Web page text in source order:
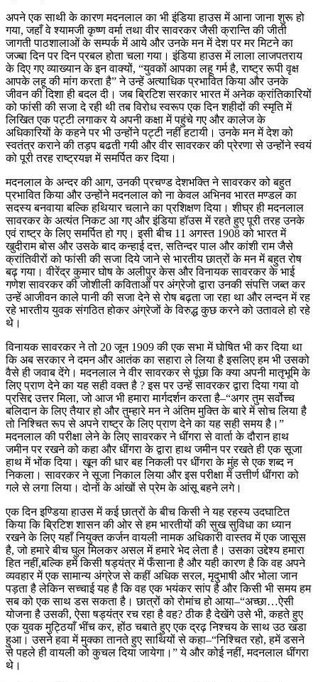
अपने एक साथी के कारण मदनलाल का भी इंडिया हाउस में आना जाना शुरू हो
गया, जहाँ वे श्यामजी कृष्ण वर्मा तथा वीर सावरकर जैसी क्रान्ति की जीती
जागती पाठशालाओं के सम्पर्क में आये और उनके मन में देश पर मर मिटने का
जज्बा दिन पर दिन प्रबल होता चला गया। इंडिया हाउस में लाला लाजपतराय
के दिए गए व्याख्यान के इन वाक्यों, “युवकों आपका लहू गर्म है, राष्ट्र रूपी वृक्ष
आपके लहू की मांग करता है” ने उन्हें अत्याधिक प्रभावित किया और उनके
जीवन की दिशा ही बदल दी। जब ब्रिटिश सरकार भारत में अनेक क्रांतिकारियों
को फांसी की सजा दे रही थी तब विरोध स्वरूप एक दिन शहीदों की स्मृति में
लिखित एक पट्टी लगाकर ये अपनी कक्षा में पहुंचे गए और कालेज के
अधिकारियों के कहने पर भी उन्होंने पट्टी नहीं हटायी। उनके मन में देश को
स्वतंत्र कराने की तड़प बढती गयी और वीर सावरकर की प्रेरणा से उन्होंने स्वयं
को पूरी तरह राष्ट्रयज्ञ में समर्पित कर दिया।
मदनलाल के अन्दर की आग, उनकी प्रचण्ड देशभक्ति ने सावरकर को बहुत
प्रभावित किया और उन्होंने मदनलाल को ना केवल अभिनव भारत मण्डल का
सदस्य बनवाया बल्कि हथियार चलाने का प्रशिक्षण दिया। शीघ्र ही मदनलाल
सावरकर के अत्यंत निकट आ गए और इंडिया हॉउस में रहते हुए पूरी तरह उनके
एवं राष्ट्र के लिए समर्पित हो गए। इसी बीच 11 अगस्त 1908 को भारत में
खुदीराम बोस और उसके बाद कन्हाई दत्त, सतिन्दर पाल और कांशी राम जैसे
क्रांतिवीरों को फांसी की सजा दिये जाने से भारतीय छात्रों के मन में बहुत रोष
बढ़ गया। वीरेंद्र कुमार घोष के अलीपुर केस और विनायक सावरकर के भाई
गणेश सावरकर की जोशीली कविताओं पर अंग्रेजो द्वारा उनकी संपत्ति जब्त कर
उन्हें आजीवन काले पानी की सजा देने से रोष बढ़ता जा रहा था और लन्दन में रह
रहे भारतीय युवक संगठित होकर अंग्रेजों के विरुद्ध कुछ करने को उतावले हो रहे
थे।
विनायक सावरकर ने तो 20 जून 1909 की एक सभा में घोषित भी कर दिया था
कि अब सरकार ने दमन और आतंक का सहारा ले लिया है इसलिए हम भी उसको
वैसे ही जवाब देंगे। मदनलाल ने वीर सावरकर से पूंछा कि क्या अपनी मातृभूमि के
लिए प्राण देने का यह सही वक्त है ? इस पर उन्हें सावरकर द्वारा दिया गया वो
प्रसिद्द उत्तर मिला, जो आज भी हमारा मार्गदर्शन करता है–“अगर तुम सर्वोच्च
बलिदान के लिए तैयार हो और तुम्हारे मन ने अंतिम मुक्ति के बारे में सोच लिया है
तो निश्चित रूप से अपने राष्ट्र के लिए प्राण देने का यह सही समय है।”
मदनलाल की परीक्षा लेने के लिए सावरकर ने धींगरा से वार्ता के दौरान हाथ
जमीन पर रखने को कहा और धींगरा के द्वारा हाथ जमीन पर रखते ही एक सूजा
हाथ में भोंक दिया। खून की धार बह निकली पर धींगरा के मुंह से एक शब्द न
निकला। सावरकर ने सूजा निकाल लिया और इस परीक्षा में उत्तीर्ण धींगरा को
गले से लगा लिया। दोनों के आंखों से प्रेम के आंसू बहने लगे।
एक दिन इण्डिया हाउस में कई छात्रों के बीच किसी ने यह रहस्य उदघाटित
किया कि ब्रिटिश शासन की ओर से हम भारतीयों की सुख सुविधा का ध्यान
रखने के लिए यहाँ नियुक्त कर्जन वायली नामक अधिकारी वास्तव में एक जासूस
है, जो हमारे बीच घुल मिलकर असल में हमारे भेद लेता है। उसका उद्देश्य हमारा
हित नहीं,बल्कि हमें किसी षड्यंत्र में फँसाना है और यही कारण है कि वह अपने
व्यवहार में एक सामान्य अंग्रेज से कहीं अधिक सरल, मृदुभाषी और भोला जान
पड़ता है लेकिन सच्चाई यह है कि वह एक भयंकर सांप है और किसी भी समय हम
सब को एक साथ डस सकता है। छात्रों को रोमांच हो आया–“अच्छा…ऐसी
योजना है उसकी, ऐसा षड्यंत्र रच रहा है वह? ठीक है देखेंगे उसे भी, कहते हुए
एक युवक मुट्ठियाँ भींच कर, होंठ चबाते हुए एक द्रढ़ निश्चय के साथ उठ खडा
हुआ। उसने हवा में मुक्का तानते हुए साथियों से कहा–“निश्चित रहो, हमें डसने
से पहले ही वायली को कुचल दिया जायेगा।” ये और कोई नहीं, मदनलाल धींगरा
थे।